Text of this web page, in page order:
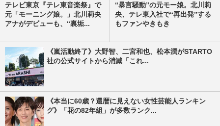
テレビ東京『テレ東音楽祭』で
元「モーニング娘。」北川莉央
アナがデビューも、“裏垢...
“暴言騒動”の元モー娘。北川莉
央、テレ東入社で“再出発”する
もファンやきもき
《嵐活動終了》大野智、二宮和也、松本潤がSTARTO
社の公式サイトから消滅「これ...
《本当に60歳？還暦に見えない女性芸能人ランキン
グ》「花の82年組」が多数ランク...